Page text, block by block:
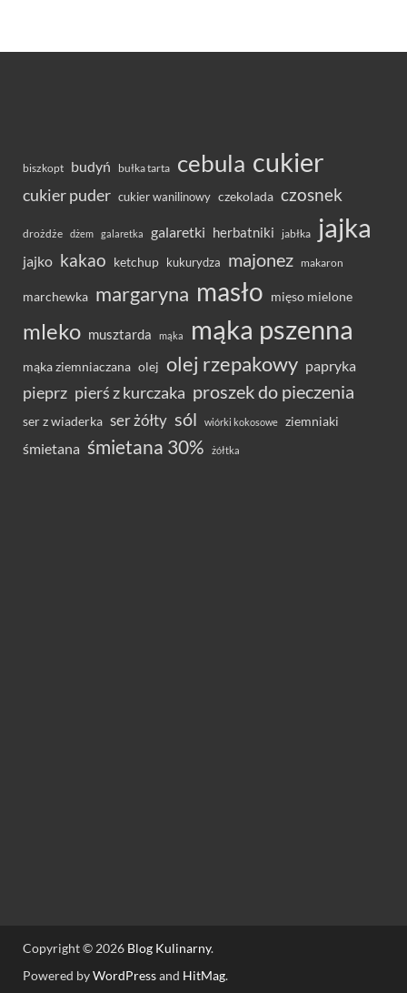
biszkopt budyń bułka tarta cebula cukier
cukier puder cukier wanilinowy czekolada czosnek
drożdże dżem galaretka galaretki herbatniki jabłka jajka
jajko kakao ketchup kukurydza majonez makaron
marchewka margaryna masło mięso mielone
mleko musztarda mąka mąka pszenna
mąka ziemniaczana olej olej rzepakowy papryka
pieprz pierś z kurczaka proszek do pieczenia
ser z wiaderka ser żółty sól wiórki kokosowe ziemniaki
śmietana śmietana 30% żółtka
Copyright © 2026 Blog Kulinarny.
Powered byWordPressand HitMag.